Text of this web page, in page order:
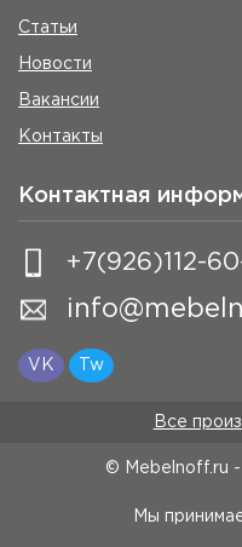
Статьи
Новости
Вакансии
Контакты
Контактная
+7(926)112-
VK Tw
Все
© Mebelnoff.ru -
Мы